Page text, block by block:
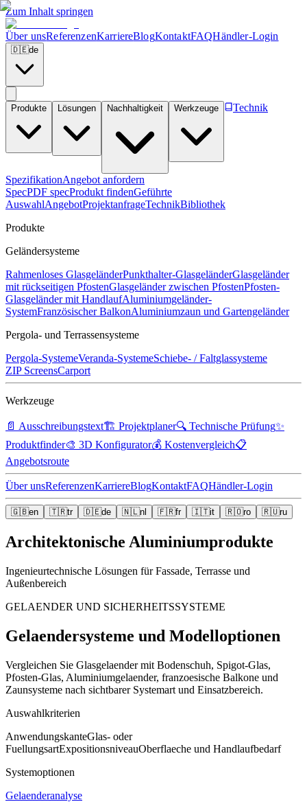
Zum Inhalt springen
Über unsReferenzenKarriereBlogKontaktFAQHändler-Login
🇩🇪de
Produkte Lösungen Nachhaltigkeit Werkzeuge Technik
SpezifikationAngebot anfordern
SpecPDF specProdukt findenGeführte
AuswahlAngebotProjektanfrageTechnikBibliothek
Produkte
Geländersysteme
Rahmenloses GlasgeländerPunkthalter-GlasgeländerGlasgeländer
mit rückseitigen PfostenGlasgeländer zwischen PfostenPfosten-
Glasgeländer mit HandlaufAluminiumgeländer-
SystemFranzösischer BalkonAluminiumzaun und Gartengeländer
Pergola- und Terrassensysteme
Pergola-SystemeVeranda-SystemeSchiebe- / Faltglassysteme
ZIP ScreensCarport
Werkzeuge
📄 Ausschreibungstext🏗️ Projektplaner🔍 Technische Prüfung✨
Produktfinder🎨 3D Konfigurator💰 Kostenvergleich📋
Angebotsroute
Über unsReferenzenKarriereBlogKontaktFAQHändler-Login
🇬🇧en 🇹🇷tr 🇩🇪de 🇳🇱nl 🇫🇷fr 🇮🇹it 🇷🇴ro 🇷🇺ru
Architektonische Aluminiumprodukte
Ingenieurtechnische Lösungen für Fassade, Terrasse und
Außenbereich
GELAENDER UND SICHERHEITSSYSTEME
Gelaendersysteme und Modelloptionen
Vergleichen Sie Glasgelaender mit Bodenschuh, Spigot-Glas,
Pfosten-Glas, Aluminiumgelaender, franzoesische Balkone und
Zaunsysteme nach sichtbarer Systemart und Einsatzbereich.
Auswahlkriterien
AnwendungskanteGlas- oder
FuellungsartExpositionsniveauOberflaeche und Handlaufbedarf
Systemoptionen
Gelaenderanalyse